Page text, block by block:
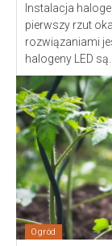
Instalacja
pierwszy rzut
rozwiązaniami
halogeny LED są...
Ogród